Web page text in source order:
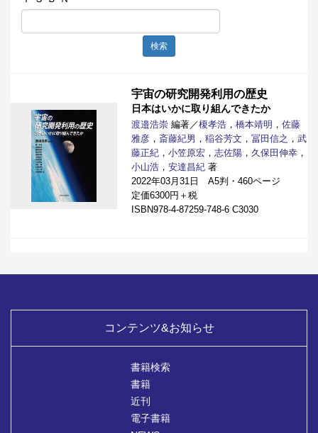
検索
宇宙の研究開発利用の歴史
日本はいかに取り組んできたか
渡邉浩崇 編著／榎孝浩 ， 橋本靖明 ， 佐藤
雅彦 ， 斎藤紀男 ， 稲谷芳文 ， 冨田信之 ， 武
藤正紀 ， 小笠原宏 ， 志佐陽 ， 久保田伸幸 ，
小山浩 ， 安達昌紀 著
2022年03月31日 A5判・460ページ
定価6300円＋税
ISBN978-4-87259-748-6 C3030
コンテンツ&お知らせ
書籍検索
書籍
近刊
電子書籍